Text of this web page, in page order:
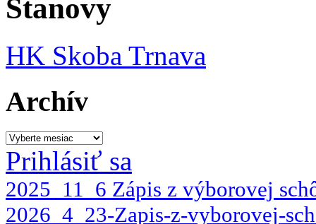
Stanovy
HK Skoba Trnava
Archív
Archív
Prihlásiť sa
2025_11_6 Zápis z výborovej
2026_4_23-Zapis-z-vyborovej-